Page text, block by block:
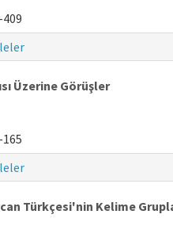
Üzerine Görüşler
Türkçesi'nin Kelime